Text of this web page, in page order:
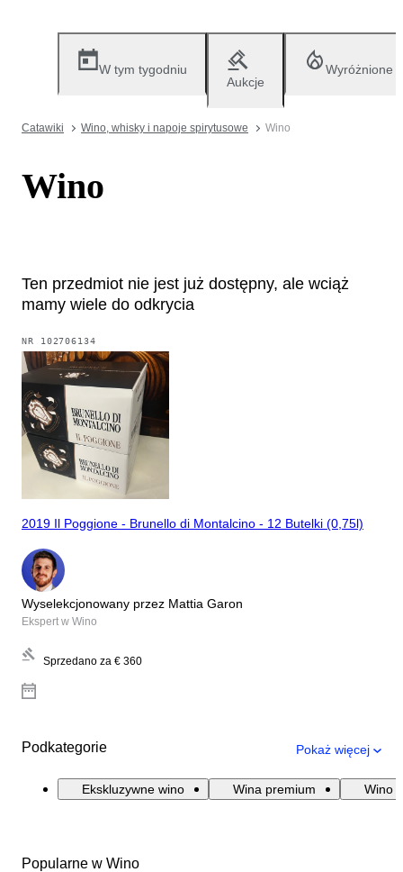
W tym tygodniu
Aukcje
Wyróżnione
Catawiki Wino, whisky i napoje spirytusowe Wino
Wino
Ten przedmiot nie jest już dostępny, ale wciąż
mamy wiele do odkrycia
NR 102706134
2019 Il Poggione - Brunello di Montalcino - 12 Butelki (0,75l)
Wyselekcjonowany przez Mattia Garon
Ekspert w Wino
Sprzedano za € 360
Podkategorie Pokaż więcej
Ekskluzywne wino Wina premium Wino
Popularne w Wino